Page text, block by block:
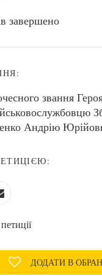
завершено
звання
Андрію
ДОДАТИ В